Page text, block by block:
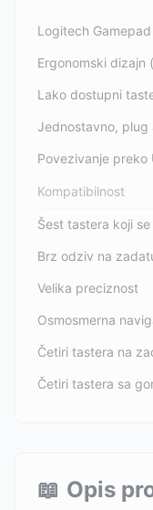
Logitech
Ergonomski dizajn
Lako dostupni
Jednostavno,
Povezivanje preko
Kompatibilnost
Šest tastera koji
Brz odziv na
Velika preciznost
Osmosmerna
Četiri tastera na
Četiri tastera sa
📖 Opis